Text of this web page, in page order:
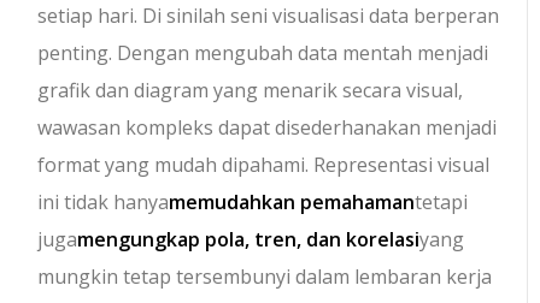
setiap hari. Di sinilah seni visualisasi data berperan
penting. Dengan mengubah data mentah menjadi
grafik dan diagram yang menarik secara visual,
wawasan kompleks dapat disederhanakan menjadi
format yang mudah dipahami. Representasi visual
ini tidak hanyamemudahkan pemahamantetapi
jugamengungkap pola, tren, dan korelasiyang
mungkin tetap tersembunyi dalam lembaran kerja